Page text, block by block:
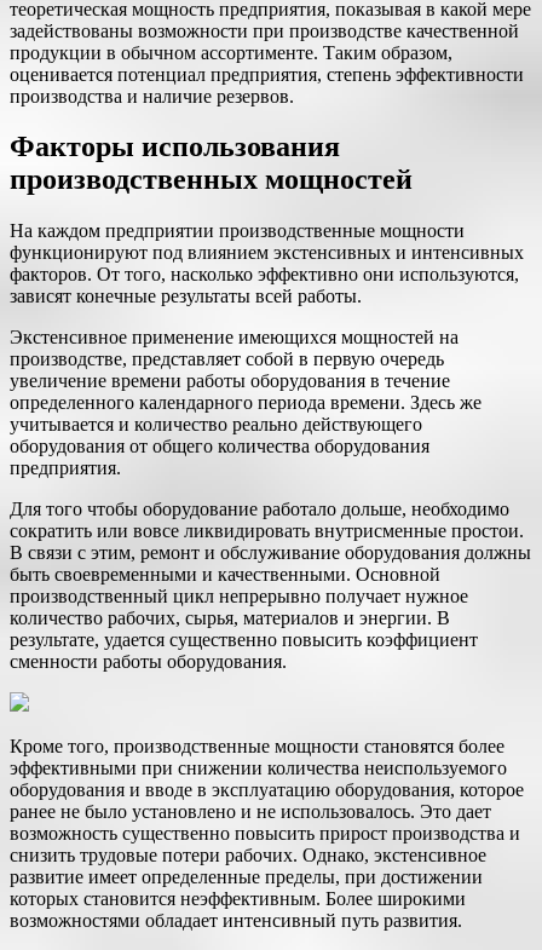
теоретическая мощность предприятия, показывая в какой мере
задействованы возможности при производстве качественной
продукции в обычном ассортименте. Таким образом,
оценивается потенциал предприятия, степень эффективности
производства и наличие резервов.
Факторы использования
производственных мощностей
На каждом предприятии производственные мощности
функционируют под влиянием экстенсивных и интенсивных
факторов. От того, насколько эффективно они используются,
зависят конечные результаты всей работы.
Экстенсивное применение имеющихся мощностей на
производстве, представляет собой в первую очередь
увеличение времени работы оборудования в течение
определенного календарного периода времени. Здесь же
учитывается и количество реально действующего
оборудования от общего количества оборудования
предприятия.
Для того чтобы оборудование работало дольше, необходимо
сократить или вовсе ликвидировать внутрисменные простои.
В связи с этим, ремонт и обслуживание оборудования должны
быть своевременными и качественными. Основной
производственный цикл непрерывно получает нужное
количество рабочих, сырья, материалов и энергии. В
результате, удается существенно повысить коэффициент
сменности работы оборудования.
Кроме того, производственные мощности становятся более
эффективными при снижении количества неиспользуемого
оборудования и вводе в эксплуатацию оборудования, которое
ранее не было установлено и не использовалось. Это дает
возможность существенно повысить прирост производства и
снизить трудовые потери рабочих. Однако, экстенсивное
развитие имеет определенные пределы, при достижении
которых становится неэффективным. Более широкими
возможностями обладает интенсивный путь развития.